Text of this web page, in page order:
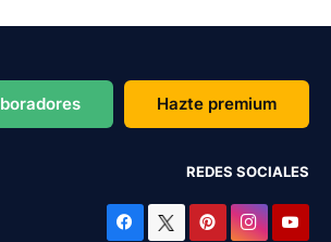
Hazte premium
REDES SOCIALES